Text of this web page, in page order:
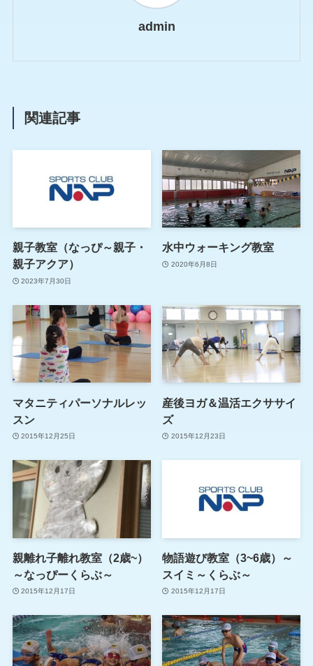
admin
関連記事
親子教室（なっぴ～親子・
親子アクア）
2023年7月30日
水中ウォーキング教室
2020年6月8日
マタニティパーソナルレッ
スン
2015年12月25日
産後ヨガ＆温活エクササイ
ズ
2015年12月23日
親離れ子離れ教室（2歳~）
～なっぴーくらぶ～
2015年12月17日
物語遊び教室（3~6歳）～
スイミ～くらぶ～
2015年12月17日